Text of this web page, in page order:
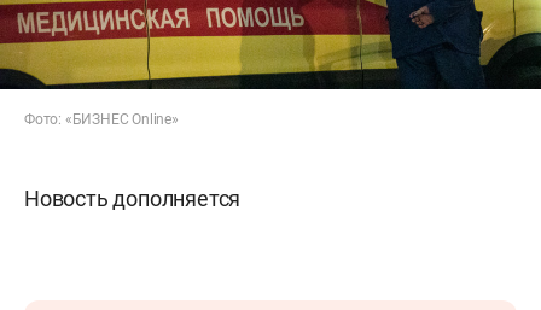
Фото: «БИЗНЕС Online»
Новость дополняется